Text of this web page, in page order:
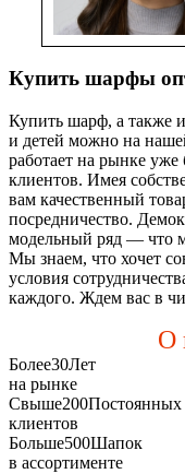
Купить шарфы
Купить шарф, а также
и детей можно на
работает на рынке уже
клиентов. Имея
вам качественный
посредничество.
модельный ряд — что
Мы знаем, что хочет
условия
каждого. Ждем вас в
О
Более30Лет
на рынке
Свыше200Постоянных
клиентов
Больше500Шапок
в ассортименте